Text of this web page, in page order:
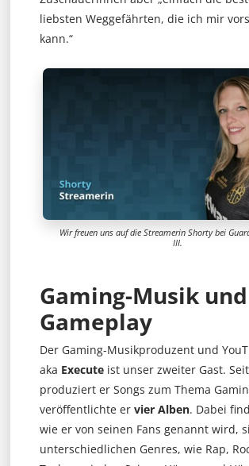
liebsten Weggefährten, die ich mir
kann.“
Wir freuen uns auf die Streamerin Shorty bei
III.
Gaming-Musik und
Gameplay
Der Gaming-Musikproduzent und
aka Executeist unser zweiter Gast.
produziert er Songs zum Thema
veröffentlichte er vier Alben. Dabei
wie er von seinen Fans genannt wird,
unterschiedlichen Genres, wie Rap,